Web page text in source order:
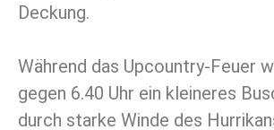
Deckung.
Während das Upcountry-Feuer
gegen 6.40 Uhr ein kleineres
durch starke Winde des